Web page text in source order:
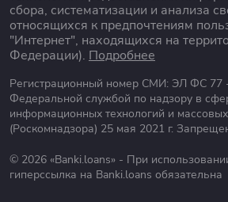
сбора, систематизации и анализа
относящихся к предпочтениям
"Интернет", находящихся на
Федерации). Подробнее
Регистрационный номер СМИ: ЭЛ ФС 77
Федеральной службой по надзору в
информационных технологий и
(Роскомнадзора) 25 мая 2021 г.
© 2026 «Banki.loans» - При
гиперссылка на Banki.loans обязательна